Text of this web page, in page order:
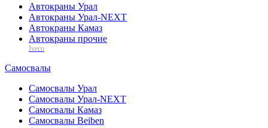
Автокраны Урал
Автокраны Урал-NEXT
Автокраны Камаз
Автокраны прочие
Iveco
Самосвалы
Самосвалы Урал
Самосвалы Урал-NEXT
Самосвалы Камаз
Самосвалы Beiben